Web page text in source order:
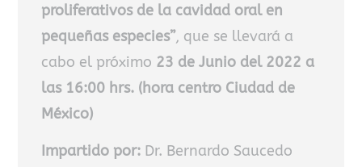
proliferativos de la cavidad oral en
pequeñas especies”, que se llevará a
cabo el próximo 23 de Junio del 2022 a
las 16:00 hrs. (hora centro Ciudad de
México)
Impartido por: Dr. Bernardo Saucedo